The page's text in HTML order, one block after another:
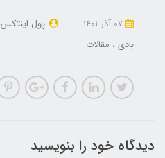
پول اینتکس
بادی
مقالات
دیدگاه خود را بنویسید